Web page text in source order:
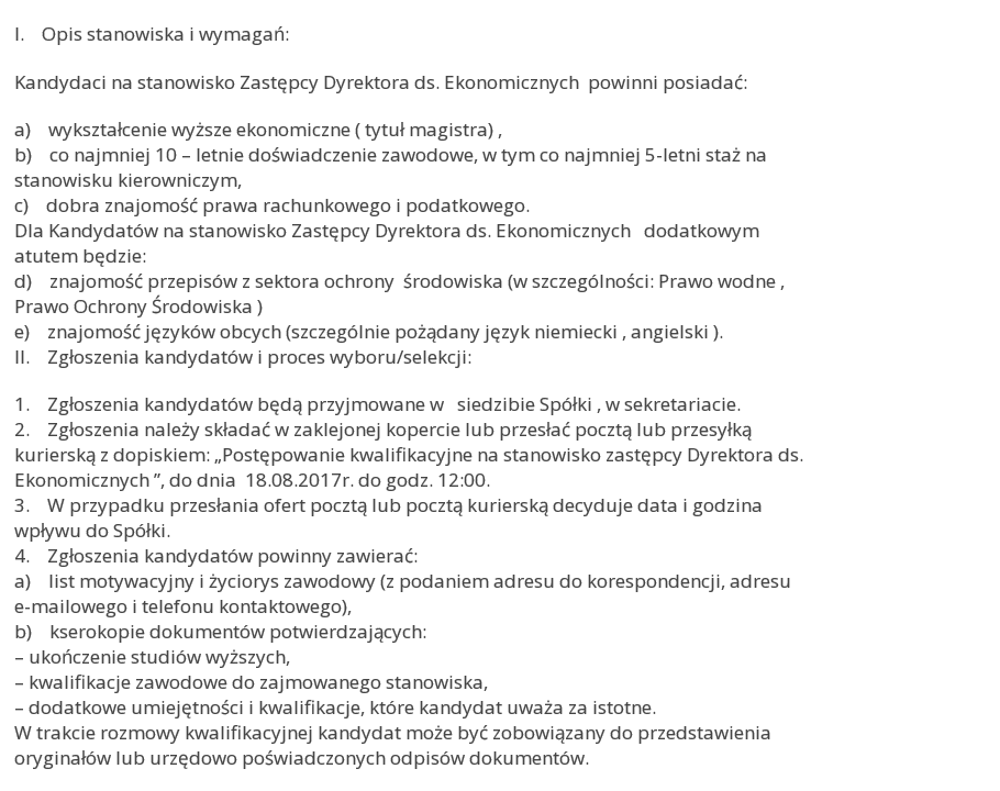
I. Opis stanowiska i wymagań:
Kandydaci na stanowisko Zastępcy Dyrektora ds. Ekonomicznych powinni posiadać:
a) wykształcenie wyższe ekonomiczne ( tytuł magistra) ,
b) co najmniej 10 – letnie doświadczenie zawodowe, w tym co najmniej 5-letni staż na
stanowisku kierowniczym,
c) dobra znajomość prawa rachunkowego i podatkowego.
Dla Kandydatów na stanowisko Zastępcy Dyrektora ds. Ekonomicznych dodatkowym
atutem będzie:
d) znajomość przepisów z sektora ochrony środowiska (w szczególności: Prawo wodne ,
Prawo Ochrony Środowiska )
e) znajomość języków obcych (szczególnie pożądany język niemiecki , angielski ).
II. Zgłoszenia kandydatów i proces wyboru/selekcji:
1. Zgłoszenia kandydatów będą przyjmowane w siedzibie Spółki , w sekretariacie.
2. Zgłoszenia należy składać w zaklejonej kopercie lub przesłać pocztą lub przesyłką
kurierską z dopiskiem: „Postępowanie kwalifikacyjne na stanowisko zastępcy Dyrektora ds.
Ekonomicznych ”, do dnia 18.08.2017r. do godz. 12:00.
3. W przypadku przesłania ofert pocztą lub pocztą kurierską decyduje data i godzina
wpływu do Spółki.
4. Zgłoszenia kandydatów powinny zawierać:
a) list motywacyjny i życiorys zawodowy (z podaniem adresu do korespondencji, adresu
e-mailowego i telefonu kontaktowego),
b) kserokopie dokumentów potwierdzających:
– ukończenie studiów wyższych,
– kwalifikacje zawodowe do zajmowanego stanowiska,
– dodatkowe umiejętności i kwalifikacje, które kandydat uważa za istotne.
W trakcie rozmowy kwalifikacyjnej kandydat może być zobowiązany do przedstawienia
oryginałów lub urzędowo poświadczonych odpisów dokumentów.